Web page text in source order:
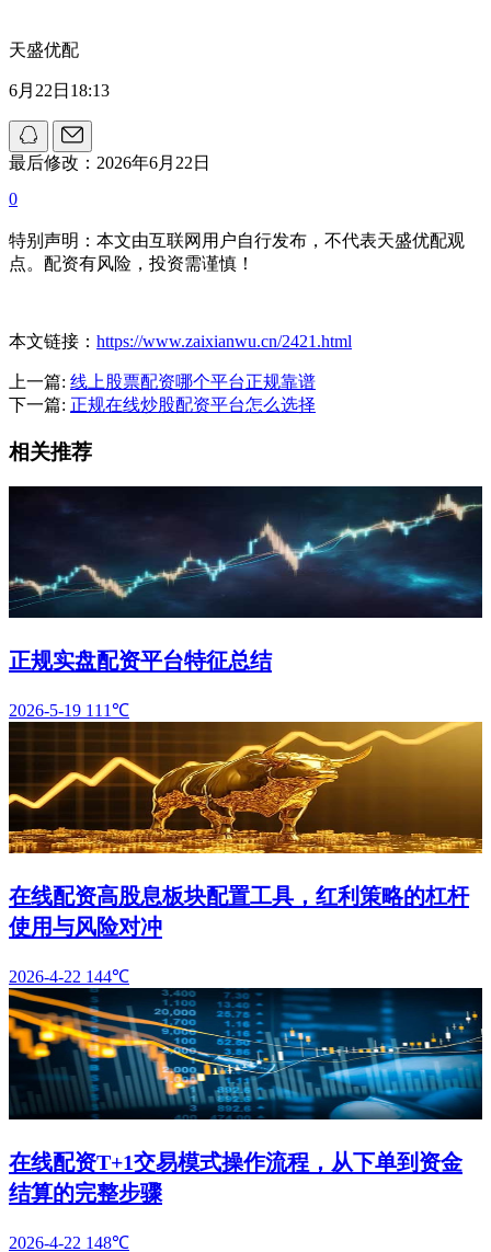
天盛优配
6月22日18:13
最后修改：2026年6月22日
0
特别声明：本文由互联网用户自行发布，不代表天盛优配观
点。配资有风险，投资需谨慎！
本文链接： https://www.zaixianwu.cn/2421.html
上一篇: 线上股票配资哪个平台正规靠谱
下一篇: 正规在线炒股配资平台怎么选择
相关推荐
正规实盘配资平台特征总结
2026-5-19 111℃
在线配资高股息板块配置工具，红利策略的杠杆
使用与风险对冲
2026-4-22 144℃
在线配资T+1交易模式操作流程，从下单到资金
结算的完整步骤
2026-4-22 148℃